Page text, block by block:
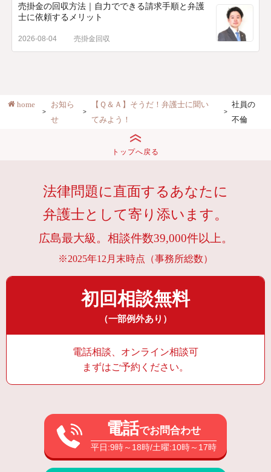
売掛金の回収方法｜自力でできる請求手順と弁護
士に依頼するメリット
2026-08-04 売掛金回収
home
お知ら
せ
【Ｑ＆Ａ】そうだ！弁護士に聞い
てみよう！
社員の
不倫
トップへ戻る
法律問題に直面するあなたに
弁護士として寄り添います。
広島最大級。相談件数39,000件以上。
※2025年12月末時点（事務所総数）
初回相談無料
（一部例外あり）
電話相談、オンライン相談可
まずはご予約ください。
電話でお問合わせ
平日:9時～18時/土曜:10時～17時